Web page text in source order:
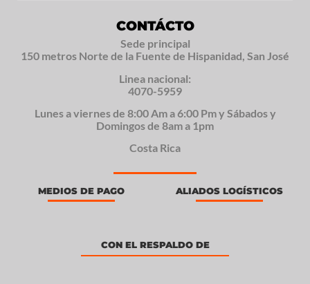
CONTÁCTO
Sede principal
150 metros Norte de la Fuente de Hispanidad, San José
Linea nacional:
4070-5959
Lunes a viernes de 8:00 Am a 6:00 Pm y Sábados y
Domingos de 8am a 1pm
Costa Rica
MEDIOS DE PAGO ALIADOS LOGÍSTICOS
CON EL RESPALDO DE